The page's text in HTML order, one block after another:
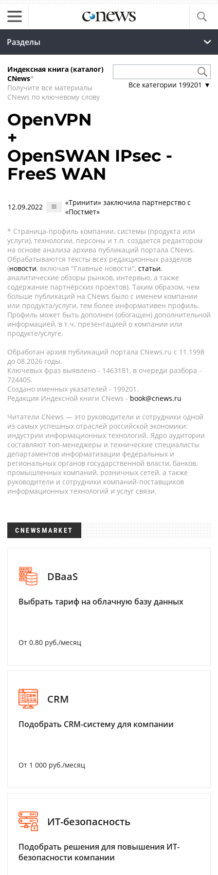
Разделы
Индексная книга (каталог)
CNews*
Получите все материалы
CNews по ключевому слову
Все категории 199201 ▼
OpenVPN
+
OpenSWAN IPsec -
FreeS WAN
12.09.2022
«Тринити» заключила партнерство с
«Постмет»
* Страница-профиль компании, системы (продукта или
услуги), технологии, персоны и т.п. создается редактором
на основе анализа архива публикаций портала CNews.
Обрабатываются тексты всех редакционных разделов
(новости, включая "Главные новости", статьи,
аналитические обзоры рынков, интервью, а также
содержание партнёрских проектов). Таким образом, чем
больше публикаций на CNews было с именем компании
или продукта/услуги, тем более информативен профиль.
Профиль может быть дополнен (обогащен) дополнительной
информацией, в т.ч. презентацией о компании или
продукте/услуге.
Обработан архив публикаций портала CNews.ru c 11.1998
до 08.2026 годы.
Ключевых фраз выявлено - 1463181, в очереди разбора -
724405.
Создано именных указателей - 199201.
Редакция Индексной книги CNews - book@cnews.ru
Читатели CNews — это руководители и сотрудники одной
из самых успешных отраслей российской экономики:
индустрии информационных технологий. Ядро аудитории
составляют топ-менеджеры и технические специалисты
департаментов информатизации федеральных и
региональных органов государственной власти, банков,
промышленных компаний, розничных сетей, а также
руководители и сотрудники компаний-поставщиков
информационных технологий и услуг связи.
CNEWSMARKET
DBaaS
Выбрать тариф на облачную базу данных
От 0.80 руб./месяц
CRM
Подобрать CRM-систему для компании
От 1 000 руб./месяц
ИТ-безопасность
Подобрать решения для повышения ИТ-
безопасности компании